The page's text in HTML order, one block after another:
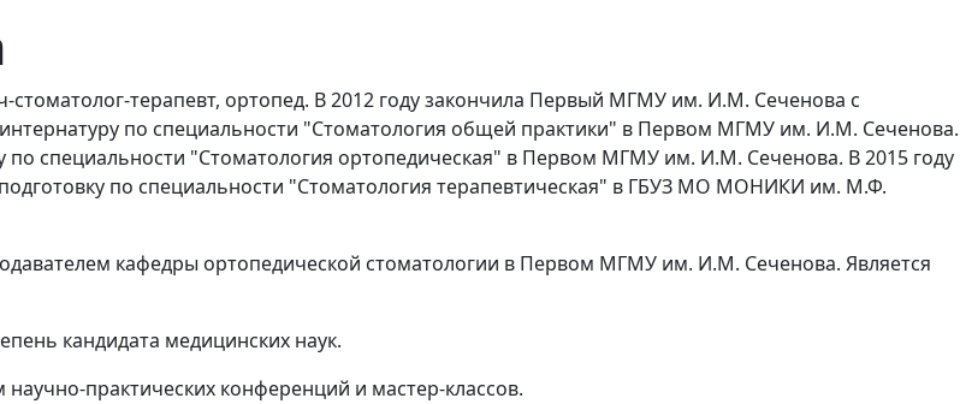
стоматолог-терапевт, ортопед. В 2012 году закончила Первый МГМУ им. И.М. Сеченова с
по специальности "Стоматология общей практики" в Первом МГМУ им. И.М. Сеченова.
по специальности "Стоматология ортопедическая" в Первом МГМУ им. И.М. Сеченова. В 2015 году
по специальности "Стоматология терапевтическая" в ГБУЗ МО МОНИКИ им. М.Ф.
кафедры ортопедической стоматологии в Первом МГМУ им. И.М. Сеченова. Является
кандидата медицинских наук.
практических конференций и мастер-классов.